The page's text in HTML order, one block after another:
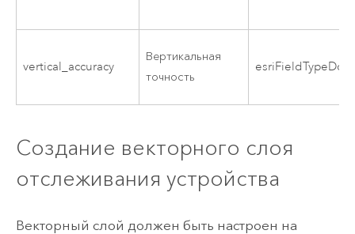
vertical_accuracy
Вертикальная
точность
Создание векторного слоя
отслеживания устройства
Векторный слой должен быть настроен на